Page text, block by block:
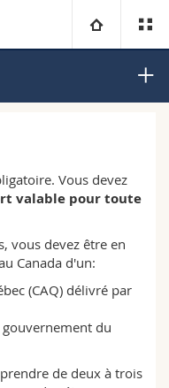
et management
Vous devez
valable pour toute
vous devez être en
Canada d'un:
(CAQ) délivré par
du
de deux à trois